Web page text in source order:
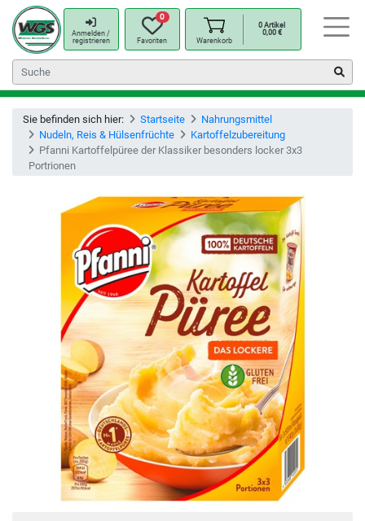
Anmelden /
registrieren
0
Favoriten Warenkorb
0Artikel
0,00 €
Sie befinden sich hier: Startseite
Nahrungsmittel
Nudeln, Reis & Hülsenfrüchte
Kartoffelzubereitung
Pfanni Kartoffelpüree der Klassiker besonders locker 3x3
Portrionen